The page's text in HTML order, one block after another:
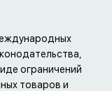
ограничений
товаров и